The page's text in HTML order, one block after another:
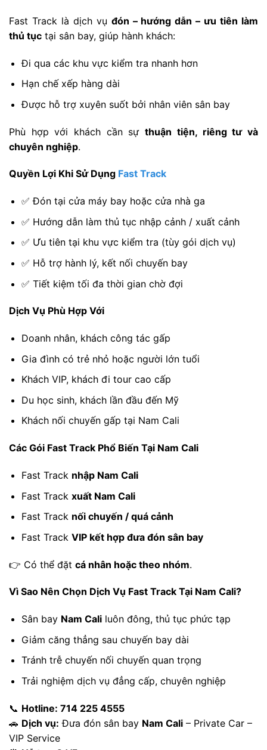
Fast Track là dịch vụ đón – hướng dẫn – ưu tiên làm
thủ tục tại sân bay, giúp hành khách:
Đi qua các khu vực kiểm tra nhanh hơn
Hạn chế xếp hàng dài
Được hỗ trợ xuyên suốt bởi nhân viên sân bay
Phù hợp với khách cần sựthuận tiện, riêng tư và
chuyên nghiệp.
Quyền Lợi Khi Sử Dụng Fast Track
✅ Đón tại cửa máy bay hoặc cửa nhà ga
✅ Hướng dẫn làm thủ tục nhập cảnh / xuất cảnh
✅ Ưu tiên tại khu vực kiểm tra (tùy gói dịch vụ)
✅ Hỗ trợ hành lý, kết nối chuyến bay
✅ Tiết kiệm tối đa thời gian chờ đợi
Dịch Vụ Phù Hợp Với
Doanh nhân, khách công tác gấp
Gia đình có trẻ nhỏ hoặc người lớn tuổi
Khách VIP, khách đi tour cao cấp
Du học sinh, khách lần đầu đến Mỹ
Khách nối chuyến gấp tại Nam Cali
Các Gói Fast Track Phổ Biến Tại Nam Cali
Fast Track nhập Nam Cali
Fast Track xuất Nam Cali
Fast Track nối chuyến / quá cảnh
Fast Track VIP kết hợp đưa đón sân bay
👉 Có thể đặt cá nhân hoặc theo nhóm.
Vì Sao Nên Chọn Dịch Vụ Fast Track Tại Nam Cali?
Sân bay Nam Caliluôn đông, thủ tục phức tạp
Giảm căng thẳng sau chuyến bay dài
Tránh trễ chuyến nối chuyến quan trọng
Trải nghiệm dịch vụ đẳng cấp, chuyên nghiệp
📞 Hotline: 714 225 4555
🚗 Dịch vụ: Đưa đón sân bay Nam Cali – Private Car –
VIP Service